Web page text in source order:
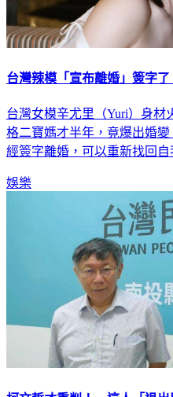
台灣辣模「宣布離婚」簽字
台灣女模辛尤里（Yuri）身材
格二寶媽才半年，竟爆出婚
經簽字離婚，可以重新找回自
娛樂